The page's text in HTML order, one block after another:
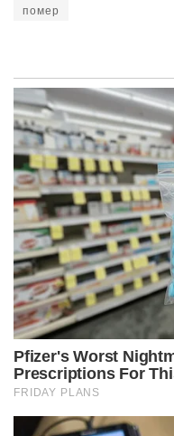
помер